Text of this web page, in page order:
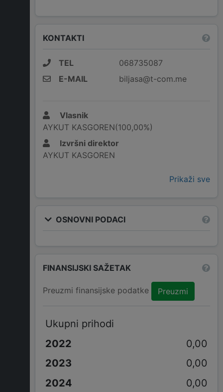
KONTAKTI
TEL
068735087
E-MAIL
biljasa@t-com.me
Vlasnik
AYKUT KASGOREN(100,00%)
Izvršni direktor
AYKUT KASGOREN
Prikaži sve
OSNOVNI PODACI
FINANSIJSKI SAŽETAK
Preuzmi finansijske podatke Preuzmi
Ukupni prihodi
0,00
0,00
0,00